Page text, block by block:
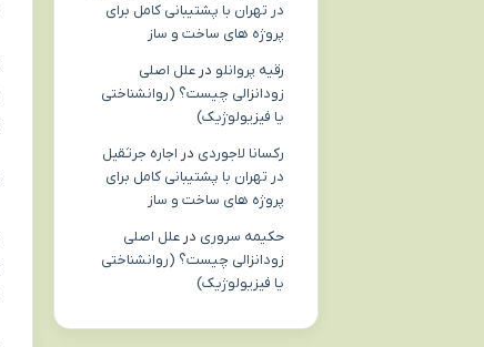
در تهران با پشتیبانی کامل برای
پروژه های ساخت و ساز
رقیه پروانلو درعلل اصلی
زودانزالی چیست؟ (روانشناختی
یا فیزیولوژیک)
رکسانا لاجوردی در اجاره جرثقیل
در تهران با پشتیبانی کامل برای
پروژه های ساخت و ساز
حکیمه سروری درعلل اصلی
زودانزالی چیست؟ (روانشناختی
یا فیزیولوژیک)